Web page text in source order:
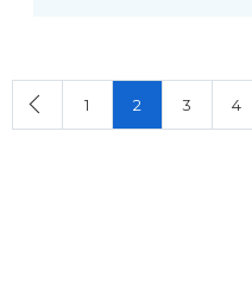
1 2 3 4